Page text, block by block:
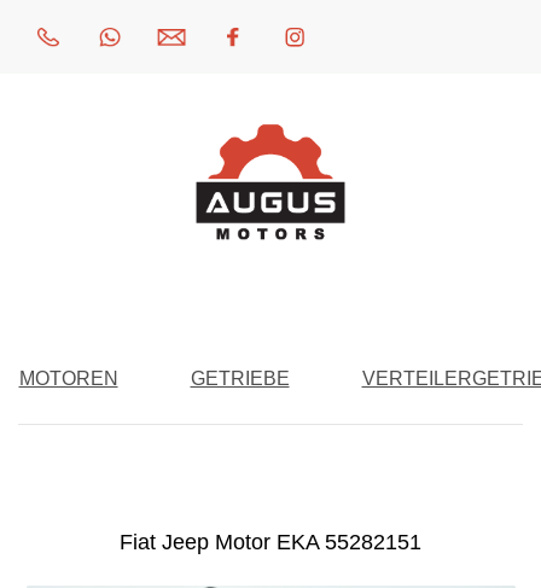
MOTOREN GETRIEBE
Fiat Jeep Motor EKA 55282151